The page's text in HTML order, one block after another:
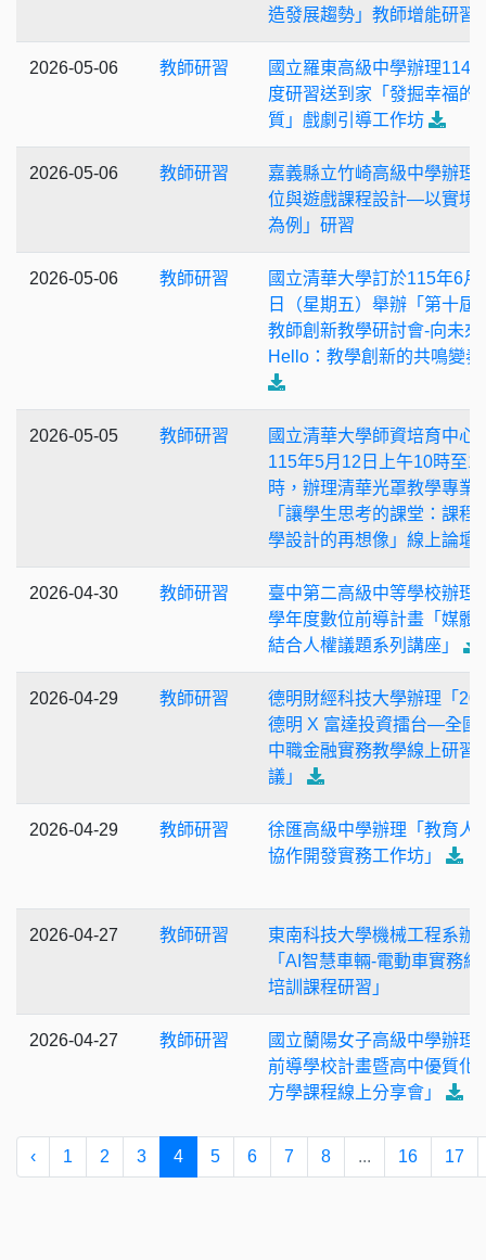
造發展趨勢」教師增能研習
2026-05-06 教師研習
國立羅東高級中學辦理114
度研習送到家「發掘幸福的
質」戲劇引導工作坊
2026-05-06 教師研習
嘉義縣立竹崎高級中學辦理
位與遊戲課程設計—以實境
為例」研習
2026-05-06 教師研習
國立清華大學訂於115年6月
日（星期五）舉辦「第十屆
教師創新教學研討會-向未來
Hello：教學創新的共鳴變奏
2026-05-05 教師研習
國立清華大學師資培育中心
115年5月12日上午10時至12
時，辦理清華光罩教學專業
「讓學生思考的課堂：課程
學設計的再想像」線上論壇
2026-04-30 教師研習
臺中第二高級中等學校辦理
學年度數位前導計畫「媒體
結合人權議題系列講座」
2026-04-29 教師研習
德明財經科技大學辦理「
德明 X 富達投資擂台—全國
中職金融實務教學線上研習
議」
2026-04-29 教師研習
徐匯高級中學辦理「教育人
協作開發實務工作坊」
2026-04-27 教師研習
東南科技大學機械工程系辦
「AI智慧車輛-電動車實務維
培訓課程研習」
2026-04-27 教師研習
國立蘭陽女子高級中學辦理
前導學校計畫暨高中優質化
方學課程線上分享會」
‹ 1 2 3 4 5 6 7 8 ... 16 17